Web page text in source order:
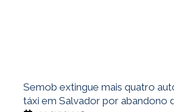
Semob extingue mais quatro
táxi em Salvador por abandono